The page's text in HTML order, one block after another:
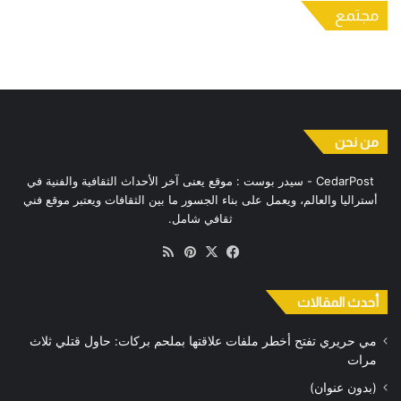
قتلي ثلاث مرات
(بدون عنوان)
للمرة الأولى
الجديدة
في مالي
مجتمع
من نحن
CedarPost - سيدر بوست : موقع يعنى آخر الأحداث الثقافية والفنية في
أستراليا والعالم، ويعمل على بناء الجسور ما بين الثقافات ويعتبر موقع فني
ثقافي شامل.
فيسبوك
‫X بينتيريست
أحدث المقالات
مي حريري تفتح أخطر ملفات علاقتها بملحم بركات: حاول قتلي ثلاث
مرات
(بدون عنوان)